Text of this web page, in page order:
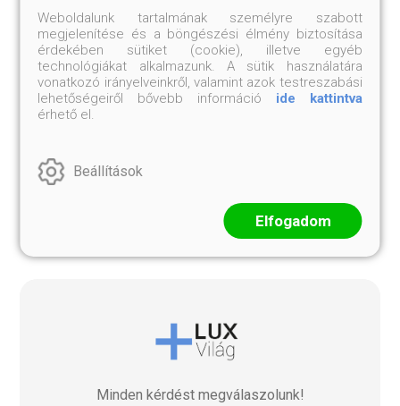
HRI MANDALA
Brokát nélkül
Minden kérdést megválaszolunk!
Weboldalunk tartalmának személyre szabott
megjelenítése és a böngészési élmény biztosítása
érdekében sütiket (cookie), illetve egyéb
technológiákat alkalmazunk. A sütik használatára
vonatkozó irányelveinkről, valamint azok testreszabási
lehetőségeiről bővebb információ ide kattintva
érhető el.
Beállítások
Elfogadom